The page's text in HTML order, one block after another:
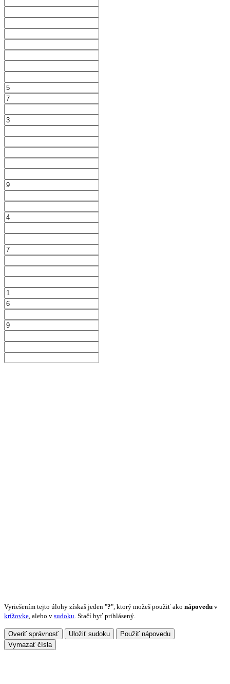
Vyriešením tejto úlohy získaš jeden "?", ktorý možeš použiť ako nápovedu v
krížovke, alebo v sudoku. Stačí byť prihlásený.